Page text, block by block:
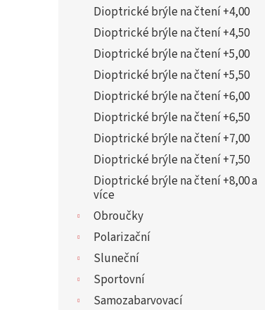
Dioptrické brýle na čtení +4,00
Dioptrické brýle na čtení +4,50
Dioptrické brýle na čtení +5,00
Dioptrické brýle na čtení +5,50
Dioptrické brýle na čtení +6,00
Dioptrické brýle na čtení +6,50
Dioptrické brýle na čtení +7,00
Dioptrické brýle na čtení +7,50
Dioptrické brýle na čtení +8,00 a
více
Obroučky
Polarizační
Sluneční
Sportovní
Samozabarvovací